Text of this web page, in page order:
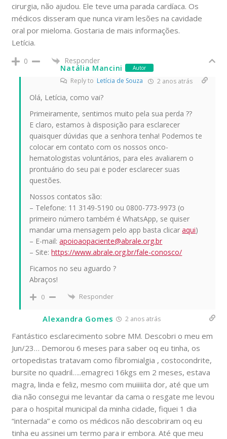
cirurgia, não ajudou. Ele teve uma parada cardíaca. Os
médicos disseram que nunca viram lesões na cavidade
oral por mieloma. Gostaria de mais informações.
Letícia.
0
Responder
Natália Mancini
Autor
Reply to Letícia de Souza 2 anos atrás
Olá, Letícia, como vai?
Primeiramente, sentimos muito pela sua perda ??
E claro, estamos à disposição para esclarecer
quaisquer dúvidas que a senhora tenha! Podemos te
colocar em contato com os nossos onco-
hematologistas voluntários, para eles avaliarem o
prontuário do seu pai e poder esclarecer suas
questões.
Nossos contatos são:
– Telefone: 11 3149-5190 ou 0800-773-9973 (o
primeiro número também é WhatsApp, se quiser
mandar uma mensagem pelo app basta clicaraqui)
– E-mail:apoioaopaciente@abrale.org.br
– Site:https://www.abrale.org.br/fale-conosco/
Ficamos no seu aguardo ?
Abraços!
0 Responder
Alexandra Gomes 2 anos atrás
Fantástico esclarecimento sobre MM. Descobri o meu em
Jun/23… Demorou 6 meses para saber oq eu tinha, os
ortopedistas tratavam como fibromialgia , costocondrite,
bursite no quadril…..emagreci 16kgs em 2 meses, estava
magra, linda e feliz, mesmo com muiiiiita dor, até que um
dia não consegui me levantar da cama o resgate me levou
para o hospital municipal da minha cidade, fiquei 1 dia
“internada” e como os médicos não descobriram oq eu
tinha eu assinei um termo para ir embora. Até que meu